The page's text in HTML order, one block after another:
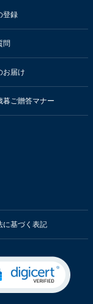
登録
問
お届け
暮ご贈答マナー
に基づく表記